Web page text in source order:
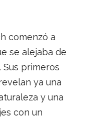
comenzó a
se alejaba de
Sus primeros
ya una
y una
con un